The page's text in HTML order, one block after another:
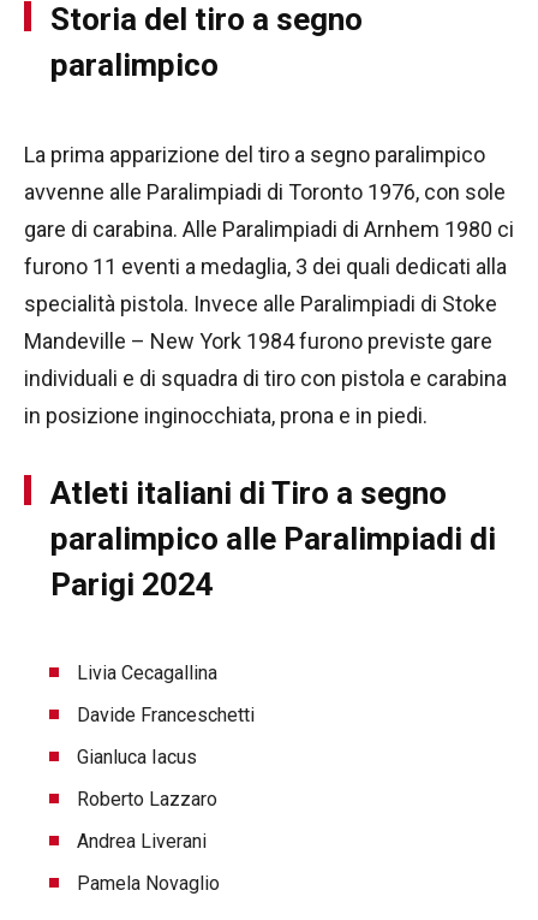
Storia del tiro a segno
paralimpico
La prima apparizione del tiro a segno paralimpico
avvenne alle Paralimpiadi di Toronto 1976, con sole
gare di carabina. Alle Paralimpiadi di Arnhem 1980 ci
furono 11 eventi a medaglia, 3 dei quali dedicati alla
specialità pistola. Invece alle Paralimpiadi di Stoke
Mandeville – New York 1984 furono previste gare
individuali e di squadra di tiro con pistola e carabina
in posizione inginocchiata, prona e in piedi.
Atleti italiani di Tiro a segno
paralimpico alle Paralimpiadi di
Parigi 2024
Livia Cecagallina
Davide Franceschetti
Gianluca Iacus
Roberto Lazzaro
Andrea Liverani
Pamela Novaglio